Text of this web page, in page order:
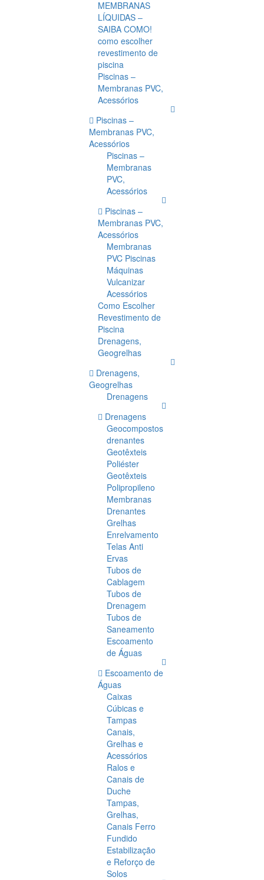
MEMBRANAS
LÍQUIDAS –
SAIBA COMO!
como escolher
revestimento de
piscina
Piscinas –
Membranas PVC,
Acessórios
Piscinas –
Membranas PVC,
Acessórios
Piscinas –
Membranas
PVC,
Acessórios
Piscinas –
Membranas PVC,
Acessórios
Membranas
PVC Piscinas
Máquinas
Vulcanizar
Acessórios
Como Escolher
Revestimento de
Piscina
Drenagens,
Geogrelhas
Drenagens,
Geogrelhas
Drenagens
Drenagens
Geocompostos
drenantes
Geotêxteis
Poliéster
Geotêxteis
Polipropileno
Membranas
Drenantes
Grelhas
Enrelvamento
Telas Anti
Ervas
Tubos de
Cablagem
Tubos de
Drenagem
Tubos de
Saneamento
Escoamento
de Águas
Escoamento de
Águas
Caixas
Cúbicas e
Tampas
Canais,
Grelhas e
Acessórios
Ralos e
Canais de
Duche
Tampas,
Grelhas,
Canais Ferro
Fundido
Estabilização
e Reforço de
Solos